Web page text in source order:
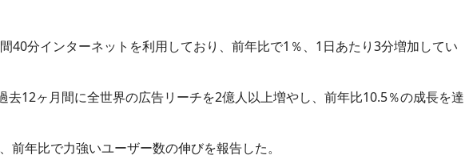
40分インターネットを利用しており、前年比で1％、1日あたり3分増加してい
去12ヶ月間に全世界の広告リーチを2億人以上増やし、前年比10.5％の成長を達
年比で力強いユーザー数の伸びを報告した。